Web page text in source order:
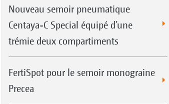
Nouveau semoir pneumatique
Centaya-C Special équipé d’une
trémie deux compartiments
FertiSpot pour le semoir monograine
Precea